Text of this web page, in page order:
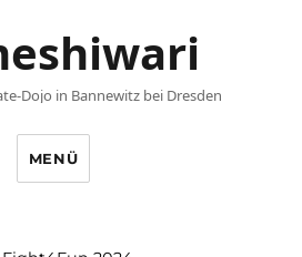
Dojo in Bannewitz bei Dresden
MENÜ